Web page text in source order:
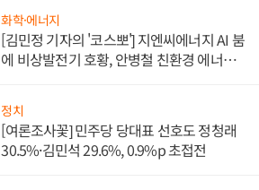
화학·에너지
[김민정 기자의 '코스뽀'] 지엔씨에너지 AI 붐
에 비상발전기 호황, 안병철 친환경 에너지
정치
[여론조사꽃] 민주당 당대표 선호도 정청래
30.5%·김민석 29.6%, 0.9%p 초접전